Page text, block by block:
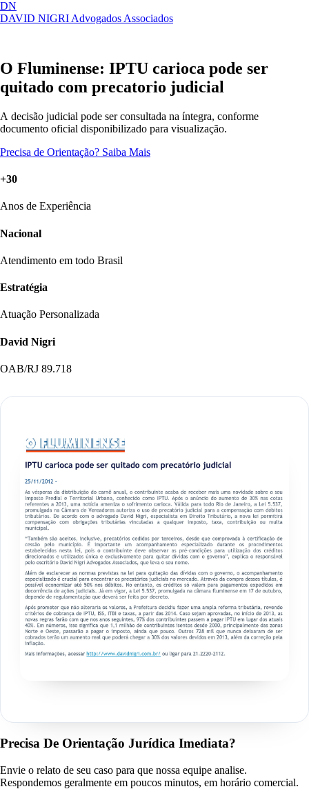
DN
DAVID NIGRI Advogados Associados
Artigos, sentenças, áreas de atuação,
O Fluminense: IPTU carioca pode ser
quitado com precatorio judicial
A decisão judicial pode ser consultada na íntegra, conforme
documento oficial disponibilizado para visualização.
Precisa de Orientação? Saiba Mais
+30
Anos de Experiência
Nacional
Atendimento em todo Brasil
Estratégia
Atuação Personalizada
David Nigri
OAB/RJ 89.718
Precisa De Orientação Jurídica Imediata?
Envie o relato de seu caso para que nossa equipe analise.
Respondemos geralmente em poucos minutos, em horário comercial.